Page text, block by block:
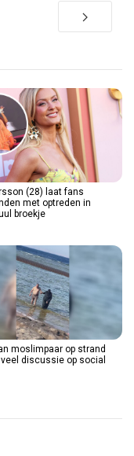
(28) laat fans
met optreden in
broekje
moslimpaar op strand
discussie op social